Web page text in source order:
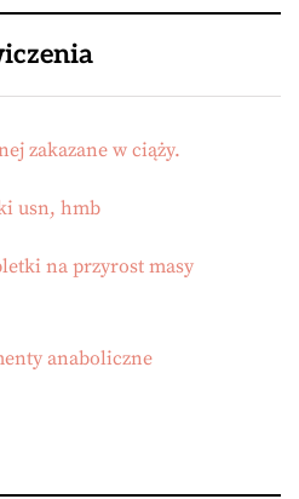
zakazane w ciąży.
usn, hmb
na przyrost masy
anaboliczne